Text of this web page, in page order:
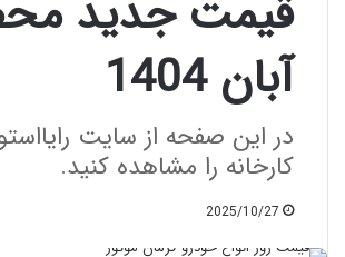
آبان 1404
در این صفحه از سایت
کارخانه را مشاهده کنید.
2025/10/27